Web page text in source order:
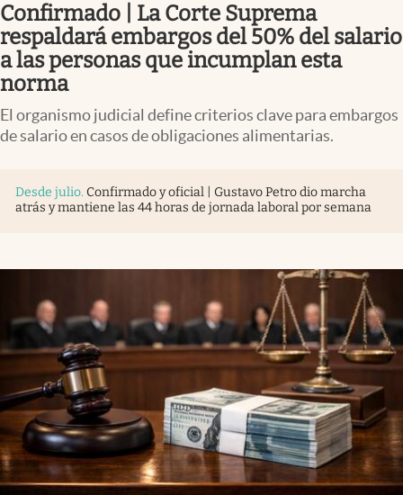
Colombia
Confirmado | La Corte Suprema
respaldará embargos del 50% del salario
a las personas que incumplan esta
norma
El organismo judicial define criterios clave para embargos
de salario en casos de obligaciones alimentarias.
Desde julio. Confirmado y oficial | Gustavo Petro dio marcha
atrás y mantiene las 44 horas de jornada laboral por semana